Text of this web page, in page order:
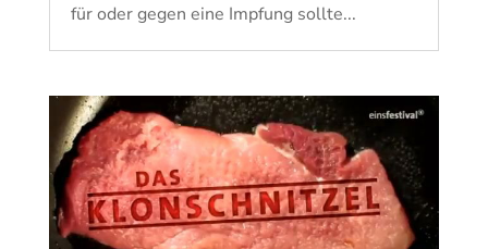
für oder gegen eine Impfung sollte...